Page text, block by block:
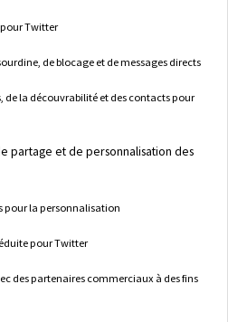
Twitter
de blocage et de messages directs
de la découvrabilité et des contacts pour
partage et de personnalisation des
pour la personnalisation
pour Twitter
des partenaires commerciaux à des fins